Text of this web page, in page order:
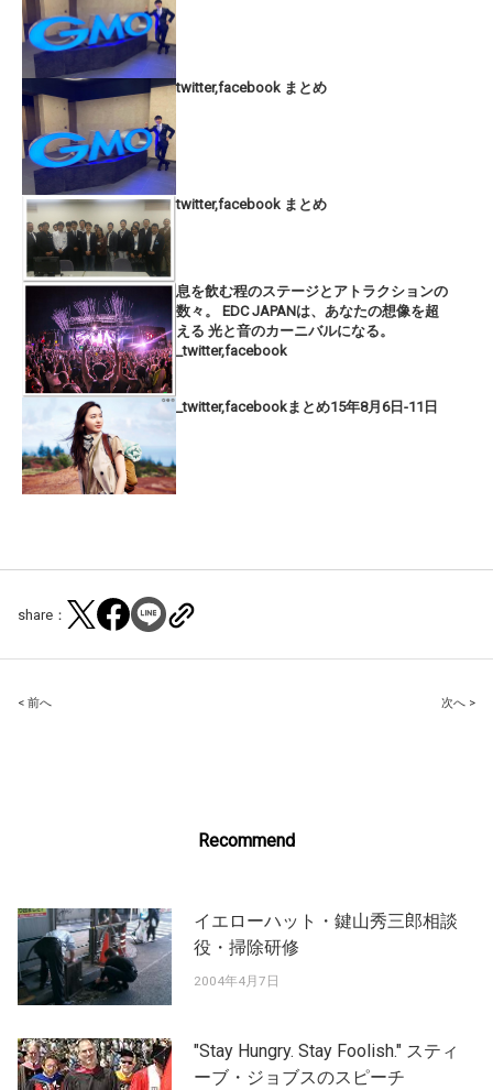
twitter,facebook まとめ
twitter,facebook まとめ
息を飲む程のステージとアトラクションの
数々。 EDC JAPANは、あなたの想像を超
える 光と音のカーニバルになる。
_twitter,facebook
_twitter,facebookまとめ15年8月6日-11日
share：
Post
< 前へ 次へ >
Recommend
イエローハット・鍵山秀三郎相談
役・掃除研修
2004年4月7日
"Stay Hungry. Stay Foolish." スティ
ーブ・ジョブスのスピーチ